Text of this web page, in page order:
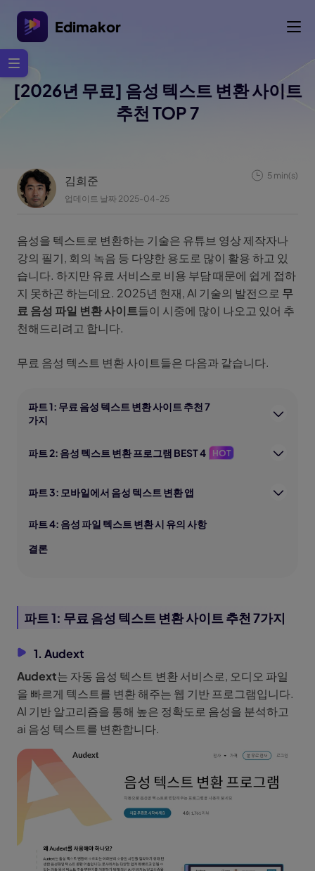
Edimakor
[2026년 무료] 음성 텍스트 변환 사이트
추천 TOP 7
김희준
업데이트 날짜 2025-04-25
5 min(s)
음성을 텍스트로 변환하는 기술은 유튜브 영상 제작자나
강의 필기, 회의 녹음 등 다양한 용도로 많이 활용 하고 있
습니다. 하지만 유료 서비스로 비용 부담 때문에 쉽게 접하
지 못하곤 하는데요. 2025년 현재, AI 기술의 발전으로 무
료 음성 파일 변환 사이트들이 시중에 많이 나오고 있어 추
천해드리려고 합니다.
무료 음성 텍스트 변환 사이트들은 다음과 같습니다.
파트 1: 무료 음성 텍스트 변환 사이트 추천 7
가지
파트 2: 음성 텍스트 변환 프로그램 BEST 4 HOT
파트 3: 모바일에서 음성 텍스트 변환 앱
파트 4: 음성 파일 텍스트 변환 시 유의 사항
결론
파트 1: 무료 음성 텍스트 변환 사이트 추천 7가지
1. Audext
Audext는 자동 음성 텍스트 변환 서비스로, 오디오 파일
을 빠르게 텍스트를 변환 해주는 웹 기반 프로그램입니다.
AI 기반 알고리즘을 통해 높은 정확도로 음성을 분석하고
ai 음성 텍스트를 변환합니다.